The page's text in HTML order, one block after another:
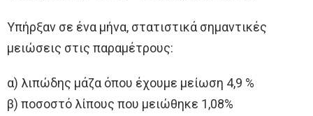
Υπήρξαν σε ένα μήνα, στατιστικά σημαντικές
μειώσεις στις παραμέτρους:
α) λιπώδης μάζα όπου έχουμε μείωση 4,9 %
β) ποσοστό λίπους που μειώθηκε 1,08%